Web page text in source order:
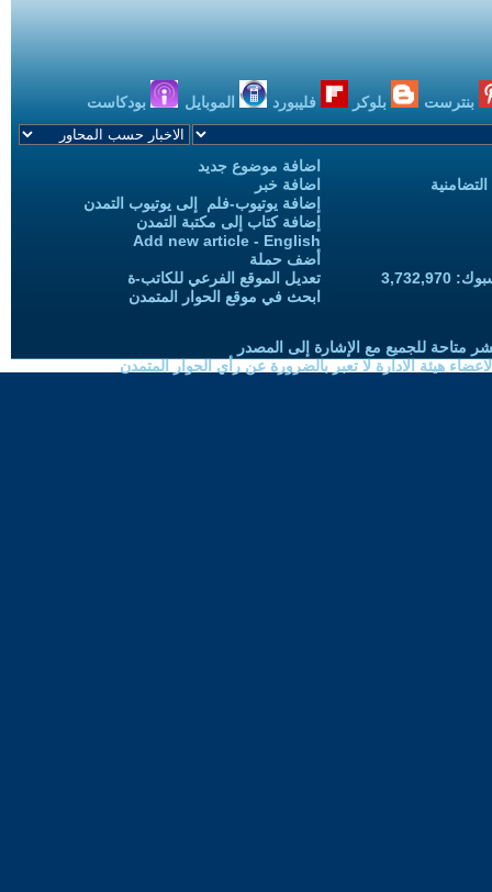
بنترست بلوكر فليبورد الموبايل بودكاست
اضافة موضوع جديد
اضافة خبر
إضافة يوتيوب-فلم إلى يوتيوب التمدن
إضافة كتاب إلى مكتبة التمدن
Add new article - English
أضف حملة
تعديل الموقع الفرعي للكاتب-ة
ابحث في موقع الحوار المتمدن
متاحة للجميع مع الإشارة إلى المصدر
هيئة الادارة لا تعبر بالضرورة عن رأي الحوار المتمدن